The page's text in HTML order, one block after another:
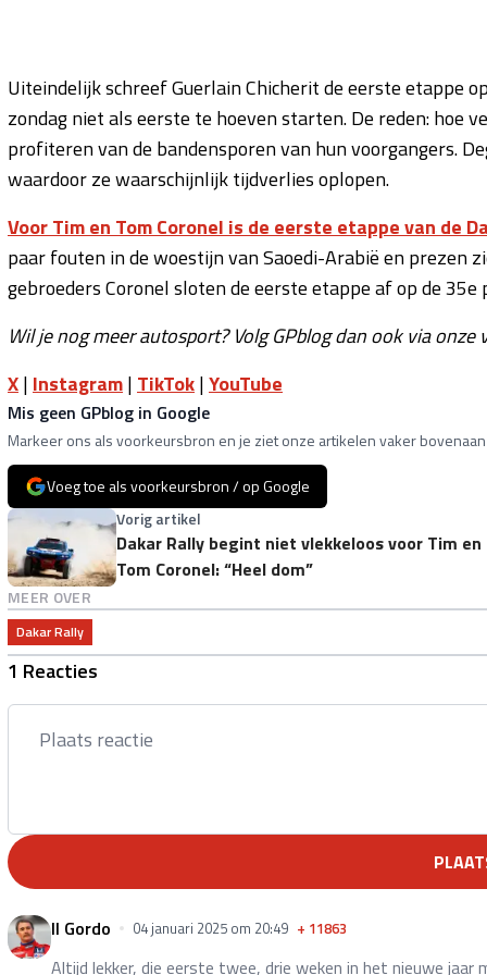
Uiteindelijk schreef Guerlain Chicherit de eerste etappe
zondag niet als eerste te hoeven starten. De reden: hoe
profiteren van de bandensporen van hun voorgangers.
waardoor ze waarschijnlijk tijdverlies oplopen.
Voor Tim en Tom Coronel is de eerste etappe van de
paar fouten in de woestijn van Saoedi-Arabië en prezen
gebroeders Coronel sloten de eerste etappe af op de
Wil je nog meer autosport? Volg GPblog dan ook via
X| Instagram| TikTok|YouTube
Mis geen GPblog in Google
Markeer ons als voorkeursbron en je ziet onze artikelen vaker
Voeg toe als voorkeursbron / op Google
Vorig artikel
Dakar Rally begint niet vlekkeloos voor Tim en
Tom Coronel: “Heel dom”
MEER OVER
Dakar Rally
1 Reacties
Il Gordo 04 januari 2025 om 20:49 + 11863
Altijd lekker, die eerste twee, drie weken in het nieuwe jaar